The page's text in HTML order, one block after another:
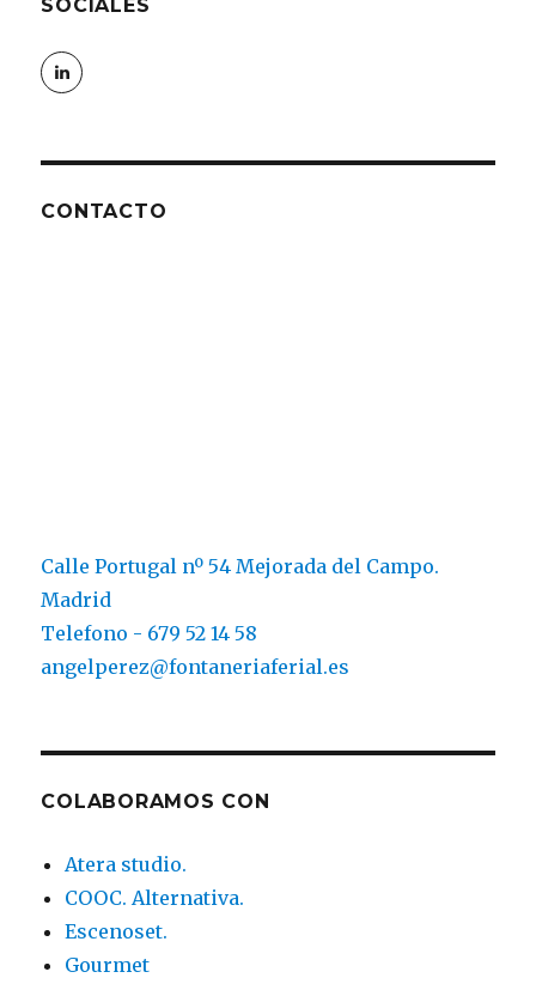
SOCIALES
LinkedIn
CONTACTO
Calle Portugal nº 54 Mejorada del Campo.
Madrid
Telefono - 679 52 14 58
angelperez@fontaneriaferial.es
COLABORAMOS CON
Atera studio.
COOC. Alternativa.
Escenoset.
Gourmet